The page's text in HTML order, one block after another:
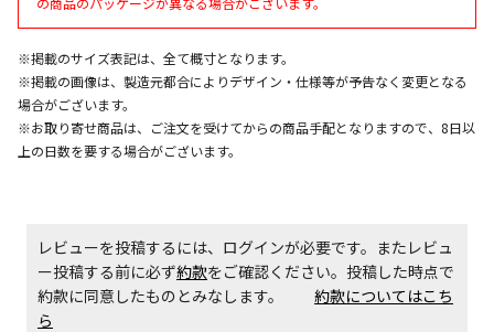
商品購入個数ごとに送料がかかる商品です
※掲載のサイズ表記は、全て概寸となります。
※掲載の画像は、製造元都合によりデザイン・仕様等が予告なく変更となる
場合がございます。
※お取り寄せ商品は、ご注文を受けてからの商品手配となりますので、8日以
上の日数を要する場合がございます。
レビューを投稿するには、ログインが必要です。またレビュ
ー投稿する前に必ず約款をご確認ください。投稿した時点で
約款に同意したものとみなします。 約款についてはこち
ら